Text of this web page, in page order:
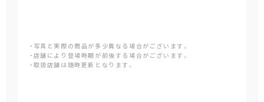
・写真と実際の商品が多少異なる場合がございます。
・店舗により登場時期が前後する場合がございます。
・取扱店舗は随時更新となります。